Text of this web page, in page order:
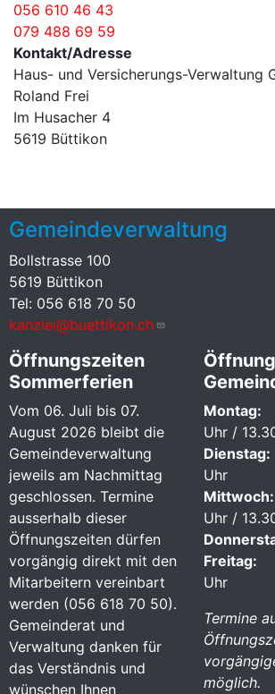
056 610 46 43
079 488 69 59
Kontakt/Adresse
Haus- und Versicherungs-Verwaltung
Roland Frei
Im Husacher 4
5619 Büttikon
Gemeindeverwaltung
Bollstrasse 100
5619 Büttikon
Tel: 056 618 70 50
kanzlei@buettikon.ch
Öffnungszeiten
Sommerferien
Vom 06. Juli bis 07.
August 2026 bleibt die
Gemeindeverwaltung
jeweils am Nachmittag
geschlossen. Termine
ausserhalb dieser
Öffnungszeiten dürfen
vorgängig direkt mit den
Mitarbeitern vereinbart
werden (056 618 70 50).
Gemeinderat und
Verwaltung danken für
das Verständnis und
wünschen Ihnen
Montag:
Uhr /
Dienstag:
Uhr
Mittwoch:
Uhr /
Freitag:
Uhr
Termine
möglich.